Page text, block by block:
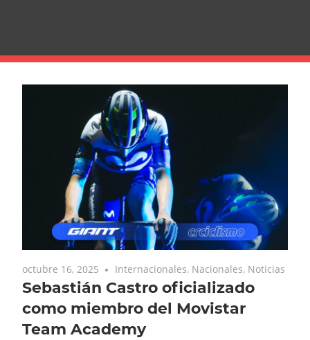
octubre 16, 2025 Internacionales, Nacionales, Noticias
Sebastián Castro oficializado
como miembro del Movistar
Team Academy